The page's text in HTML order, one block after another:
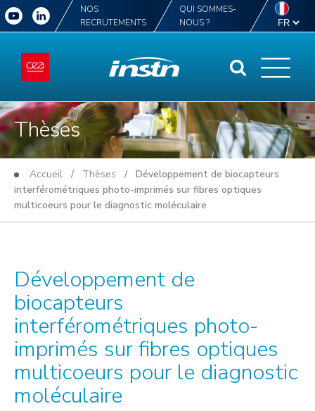
NOS
RECRUTEMENTS
QUI SOMMES-
NOUS ?
Thèses
Accueil / Thèses / Développement de biocapteurs
interférométriques photo-imprimés sur fibres optiques
multicoeurs pour le diagnostic moléculaire
Développement de
biocapteurs
interférométriques photo-
imprimés sur fibres optiques
multicoeurs pour le diagnostic
moléculaire